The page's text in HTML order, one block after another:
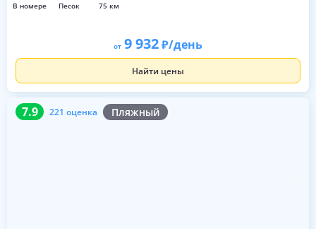
в номере песок 75 км
от 9 932 /день
Найти цены
7.9 221 оценка Пляжный
7.9 221 оценка